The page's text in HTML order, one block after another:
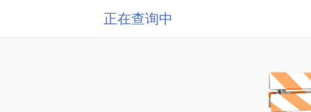
正在查询中